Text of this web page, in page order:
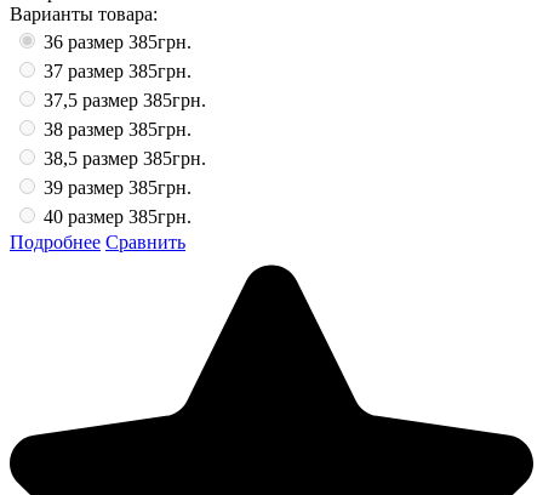
Варианты товара:
36 размер 385грн.
37 размер 385грн.
37,5 размер 385грн.
38 размер 385грн.
38,5 размер 385грн.
39 размер 385грн.
40 размер 385грн.
Подробнее Сравнить